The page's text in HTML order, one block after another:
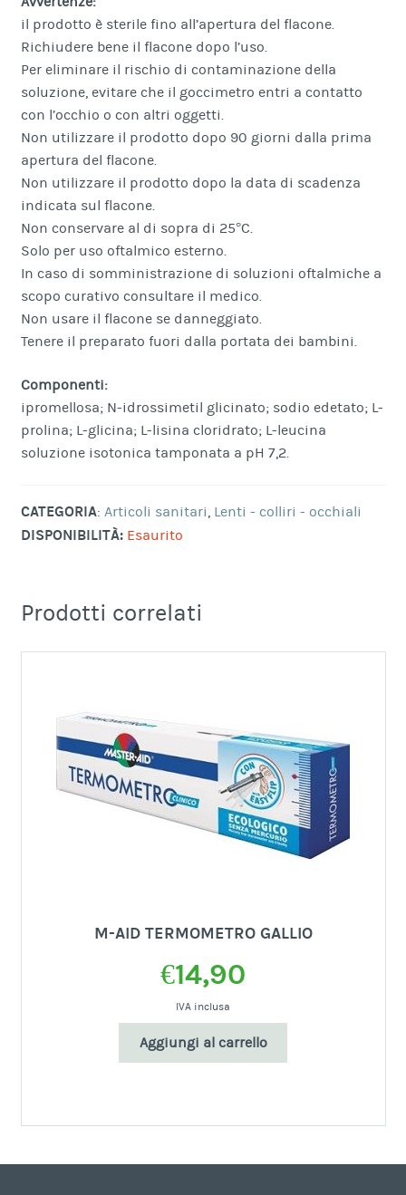
il prodotto è sterile fino all’apertura del flacone.
Richiudere bene il flacone dopo l’uso.
Per eliminare il rischio di contaminazione della
soluzione, evitare che il goccimetro entri a contatto
con l’occhio o con altri oggetti.
Non utilizzare il prodotto dopo 90 giorni dalla prima
apertura del flacone.
Non utilizzare il prodotto dopo la data di scadenza
indicata sul flacone.
Non conservare al di sopra di 25°C.
Solo per uso oftalmico esterno.
In caso di somministrazione di soluzioni oftalmiche a
scopo curativo consultare il medico.
Non usare il flacone se danneggiato.
Tenere il preparato fuori dalla portata dei bambini.
Componenti:
ipromellosa; N-idrossimetil glicinato; sodio edetato; L-
prolina; L-glicina; L-lisina cloridrato; L-leucina
soluzione isotonica tamponata a pH 7,2.
CATEGORIA: Articoli sanitari, Lenti - colliri - occhiali
DISPONIBILITÀ: Esaurito
Prodotti correlati
M-AID TERMOMETRO GALLIO
€14,90
IVA inclusa
Aggiungi al carrello